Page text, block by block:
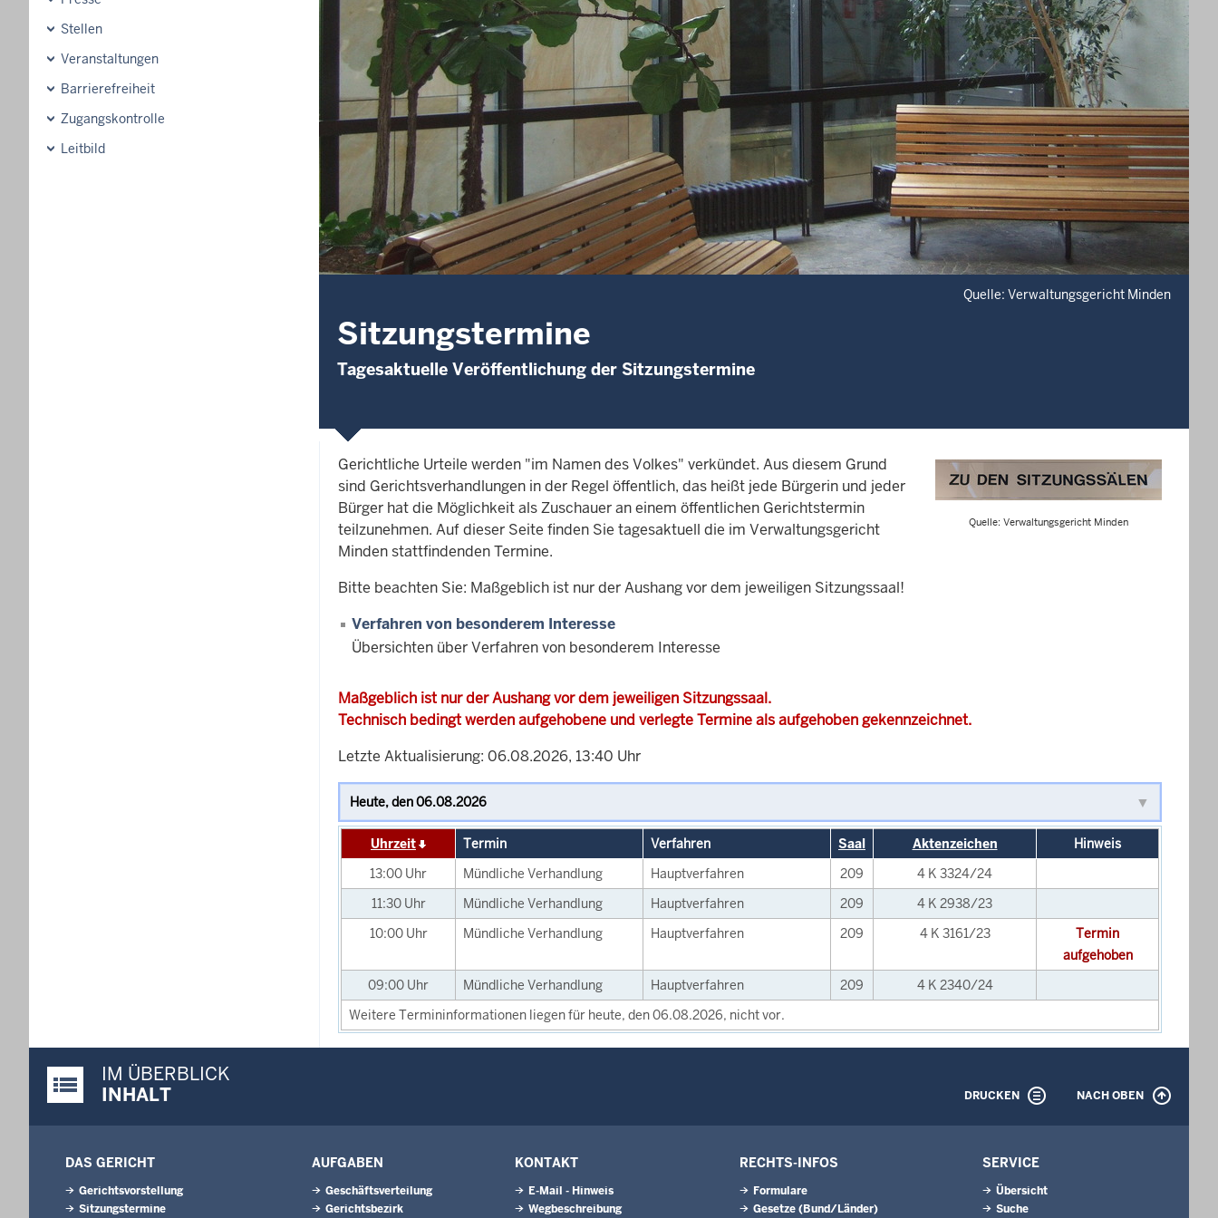
Stellen
Veranstaltungen
Barrierefreiheit
Zugangskontrolle
Leitbild
Quelle: Verwaltungsgericht Minden
Sitzungstermine
Tagesaktuelle Veröffentlichung der Sitzungstermine
Quelle: Verwaltungsgericht Minden
Gerichtliche Urteile werden "im Namen des Volkes" verkündet. Aus diesem Grund
sind Gerichtsverhandlungen in der Regel öffentlich, das heißt jede Bürgerin und jeder
Bürger hat die Möglichkeit als Zuschauer an einem öffentlichen Gerichtstermin
teilzunehmen. Auf dieser Seite finden Sie tagesaktuell die im Verwaltungsgericht
Minden stattfindenden Termine.
Bitte beachten Sie: Maßgeblich ist nur der Aushang vor dem jeweiligen Sitzungssaal!
Verfahren von besonderem Interesse
Übersichten über Verfahren von besonderem Interesse
Maßgeblich ist nur der Aushang vor dem jeweiligen Sitzungssaal.
Technisch bedingt werden aufgehobene und verlegte Termine als aufgehoben gekennzeichnet.
Letzte Aktualisierung: 06.08.2026, 13:40 Uhr
Uhrzeit Termin Verfahren Saal Aktenzeichen
Hinweis
13:00 Uhr Mündliche Verhandlung Hauptverfahren 209
4 K 3324/24
11:30 Uhr Mündliche Verhandlung Hauptverfahren 209
4 K 2938/23
10:00 Uhr Mündliche Verhandlung Hauptverfahren 209 4 K 3161/23
Termin
aufgehoben
09:00 Uhr Mündliche Verhandlung Hauptverfahren 209
4 K 2340/24
Weitere Termininformationen liegen für heute, den 06.08.2026, nicht vor.
Justiz-Portal im Überblick:
IM ÜBERBLICK
INHALT
DRUCKEN NACH OBEN
DAS GERICHT
Gerichtsvorstellung
Sitzungstermine
AUFGABEN
Geschäftsverteilung
Gerichtsbezirk
KONTAKT
E-Mail - Hinweis
Wegbeschreibung
RECHTS-INFOS
Formulare
Gesetze (Bund/Länder)
SERVICE
Übersicht
Suche